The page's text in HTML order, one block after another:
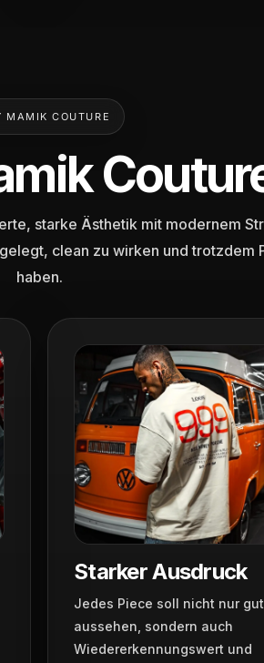
MAMIK COUTURE
starke Ästhetik mit modernem
clean zu wirken und trotzdem
haben.
Starker Ausdruck
Jedes Piece soll nicht nur gut
aussehen, sondern auch
Wiedererkennungswert und